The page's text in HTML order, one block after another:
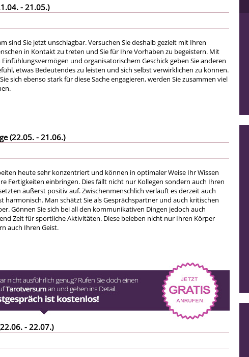
- 21.05.)
sind Sie jetzt unschlagbar. Versuchen Sie deshalb gezielt mit Ihren
in Kontakt zu treten und Sie für Ihre Vorhaben zu begeistern. Mit
und organisatorischem Geschick geben Sie anderen
etwas Bedeutendes zu leisten und sich selbst verwirklichen zu können.
sich ebenso stark für diese Sache engagieren, werden Sie zusammen viel
(22.05. - 21.06.)
heute sehr konzentriert und können in optimaler Weise Ihr Wissen
Fertigkeiten einbringen. Dies fällt nicht nur Kollegen sondern auch Ihren
äußerst positiv auf. Zwischenmenschlich verläuft es derzeit auch
harmonisch. Man schätzt Sie als Gesprächspartner und auch kritischen
Gönnen Sie sich bei all den kommunikativen Dingen jedoch auch
Zeit für sportliche Aktivitäten. Diese beleben nicht nur Ihren Körper
auch Ihren Geist.
- 22.07.)